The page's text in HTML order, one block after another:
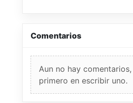
Comentarios
Aun no hay comentarios,
primero en escribir uno.